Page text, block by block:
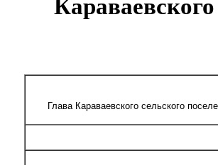
Глава Караваевского сельского